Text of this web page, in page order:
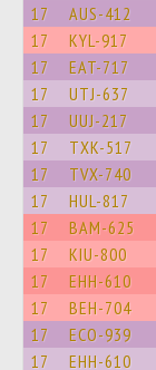
17 AUS-412
17 KYL-917
17 EAT-717
17 UTJ-637
17 UUJ-217
17 TXK-517
17 TVX-740
17 HUL-817
17 BAM-625
17 KIU-800
17 EHH-610
17 BEH-704
17 ECO-939
17 EHH-610